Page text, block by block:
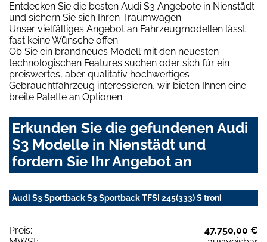
Entdecken Sie die besten Audi S3 Angebote in Nienstädt
und sichern Sie sich Ihren Traumwagen.
Unser vielfältiges Angebot an Fahrzeugmodellen lässt
fast keine Wünsche offen.
Ob Sie ein brandneues Modell mit den neuesten
technologischen Features suchen oder sich für ein
preiswertes, aber qualitativ hochwertiges
Gebrauchtfahrzeug interessieren, wir bieten Ihnen eine
breite Palette an Optionen.
Erkunden Sie die gefundenen Audi
S3 Modelle in Nienstädt und
fordern Sie Ihr Angebot an
Audi S3 Sportback S3 Sportback TFSI 245(333) S troni
Preis:
47.750,00 €